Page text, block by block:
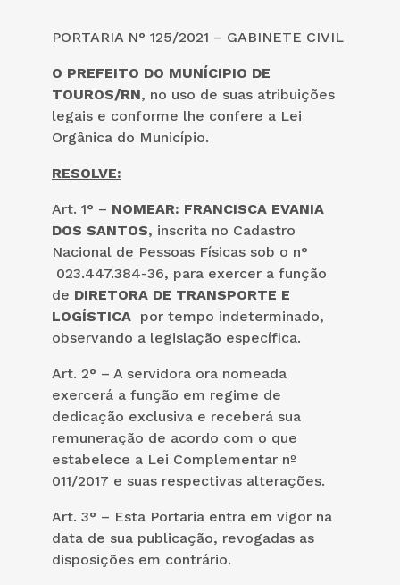
PORTARIA N° 125/2021 – GABINETE CIVIL
O PREFEITO DO MUNÍCIPIO DE
TOUROS/RN, no uso de suas atribuições
legais e conforme lhe confere a Lei
Orgânica do Município.
RESOLVE:
Art. 1° – NOMEAR: FRANCISCA EVANIA
DOS SANTOS, inscrita no Cadastro
Nacional de Pessoas Físicas sob o n°
023.447.384-36, para exercer a função
de DIRETORA DE TRANSPORTE E
LOGÍSTICA por tempo indeterminado,
observando a legislação específica.
Art. 2° – A servidora ora nomeada
exercerá a função em regime de
dedicação exclusiva e receberá sua
remuneração de acordo com o que
estabelece a Lei Complementar nº
011/2017 e suas respectivas alterações.
Art. 3° – Esta Portaria entra em vigor na
data de sua publicação, revogadas as
disposições em contrário.